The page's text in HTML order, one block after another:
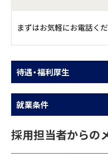
まずはお気軽にお電話くだ
待遇・福利厚生
就業条件
採用担当者からの